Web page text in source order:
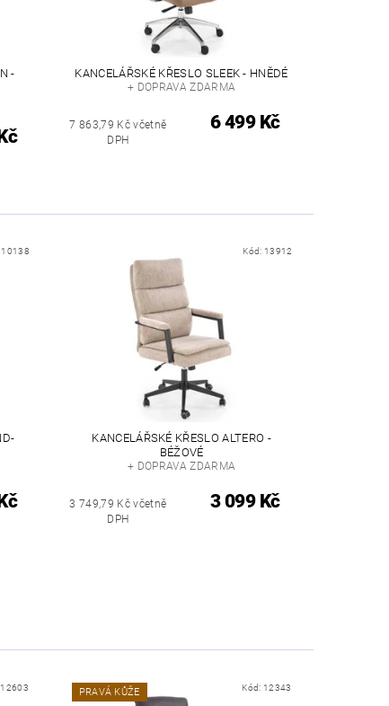
-
KANCELÁŘSKÉ KŘESLO SLEEK - HNĚDÉ
+ DOPRAVA ZDARMA
7 863,79 Kč včetně
DPH
6 499 Kč
10138 Kód: 13912
KANCELÁŘSKÉ KŘESLO ALTERO -
BÉŽOVÉ
+ DOPRAVA ZDARMA
3 749,79 Kč včetně
DPH
3 099 Kč
12603 PRAVÁ KŮŽE Kód: 12343